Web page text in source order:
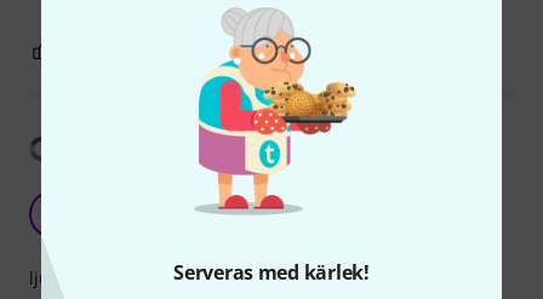
Serveras med kärlek!
ANMÄL RECENSION
ljud